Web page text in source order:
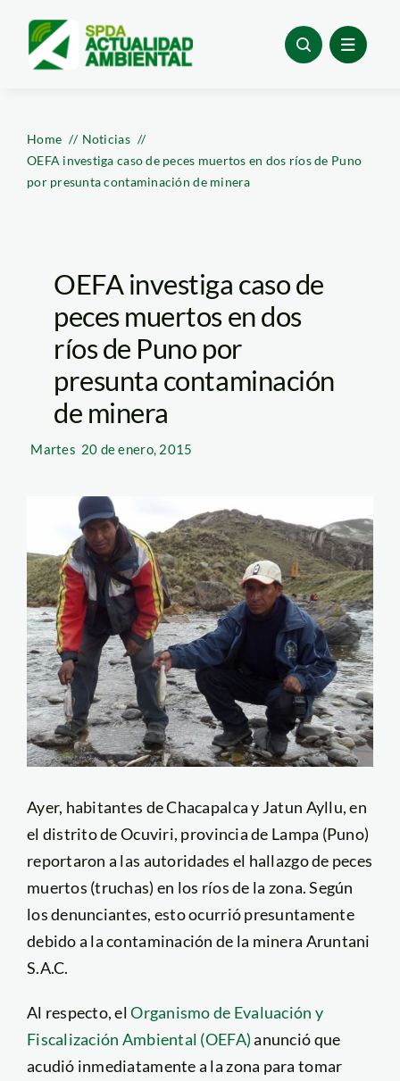
content
Home
Noticias
OEFA investiga caso de peces muertos en dos ríos de Puno
por presunta contaminación de minera
OEFA investiga caso de
peces muertos en dos
ríos de Puno por
presunta contaminación
de minera
Martes 20 de enero, 2015
Ayer, habitantes de Chacapalca y Jatun Ayllu, en
el distrito de Ocuviri, provincia de Lampa (Puno)
reportaron a las autoridades el hallazgo de peces
muertos (truchas) en los ríos de la zona. Según
los denunciantes, esto ocurrió presuntamente
debido a la contaminación de la minera Aruntani
S.A.C.
Al respecto, elOrganismo de Evaluación y
Fiscalización Ambiental (OEFA)anunció que
acudió inmediatamente a la zona para tomar